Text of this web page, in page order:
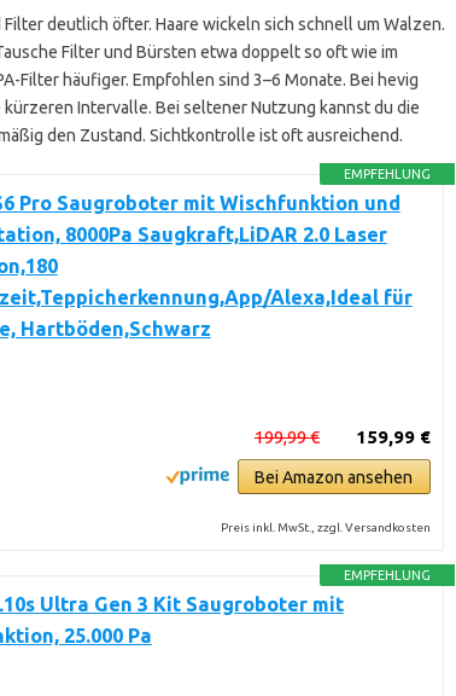
deutlich öfter. Haare wickeln sich schnell um Walzen.
Filter und Bürsten etwa doppelt so oft wie im
Filter häufiger. Empfohlen sind 3–6 Monate. Bei hevig
Intervalle. Bei seltener Nutzung kannst du die
den Zustand. Sichtkontrolle ist oft ausreichend.
EMPFEHLUNG
Pro Saugroboter mit Wischfunktion und
8000Pa Saugkraft,LiDAR 2.0 Laser
Alexa,Ideal für
Hartböden,Schwarz
159,99 €
199,99 €
Bei Amazon ansehen
Preis inkl. MwSt., zzgl. Versandkosten
EMPFEHLUNG
Ultra Gen 3 Kit Saugroboter mit
25.000 Pa